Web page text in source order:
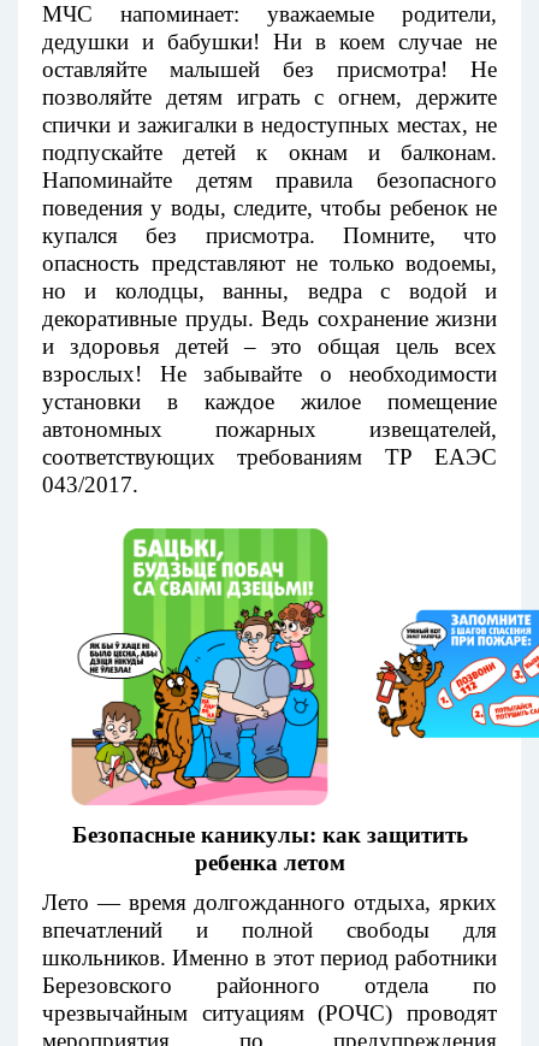
МЧС напоминает: уважаемые родители,
дедушки и бабушки! Ни в коем случае не
оставляйте малышей без присмотра! Не
позволяйте детям играть с огнем, держите
спички и зажигалки в недоступных местах, не
подпускайте детей к окнам и балконам.
Напоминайте детям правила безопасного
поведения у воды, следите, чтобы ребенок не
купался без присмотра. Помните, что
опасность представляют не только водоемы,
но и колодцы, ванны, ведра с водой и
декоративные пруды. Ведь сохранение жизни
и здоровья детей – это общая цель всех
взрослых! Не забывайте о необходимости
установки в каждое жилое помещение
автономных пожарных извещателей,
соответствующих требованиям ТР ЕАЭС
043/2017.
Безопасные каникулы: как защитить
ребенка летом
Лето — время долгожданного отдыха, ярких
впечатлений и полной свободы для
школьников. Именно в этот период работники
Березовского районного отдела по
чрезвычайным ситуациям (РОЧС) проводят
мероприятия по предупреждения